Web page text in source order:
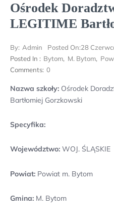
Ośrodek
LEGITIME
By: Admin Posted On:28
Posted In : Bytom, M. Bytom,
Comments: 0
Nazwa szkoły: Ośrodek
Bartłomiej Gorzkowski
Specyfika:
Województwo: WOJ. ŚLĄSKIE
Powiat: Powiat m. Bytom
Gmina: M. Bytom